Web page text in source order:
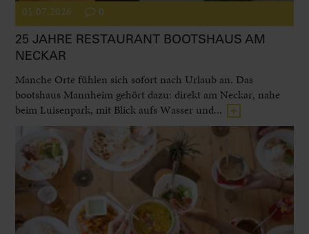
01.07.2026 0
25 JAHRE RESTAURANT BOOTSHAUS AM
NECKAR
Manche Orte fühlen sich sofort nach Urlaub an. Das
bootshaus Mannheim gehört dazu: direkt am Neckar, nahe
beim Luisenpark, mit Blick aufs Wasser und...